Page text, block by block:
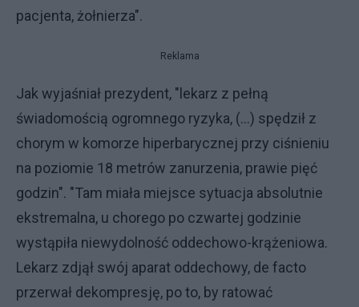
pacjenta, żołnierza".
Reklama
Jak wyjaśniał prezydent, "lekarz z pełną
świadomością ogromnego ryzyka, (…) spędził z
chorym w komorze hiperbarycznej przy ciśnieniu
na poziomie 18 metrów zanurzenia, prawie pięć
godzin". "Tam miała miejsce sytuacja absolutnie
ekstremalna, u chorego po czwartej godzinie
wystąpiła niewydolność oddechowo-krążeniowa.
Lekarz zdjął swój aparat oddechowy, de facto
przerwał dekompresję, po to, by ratować